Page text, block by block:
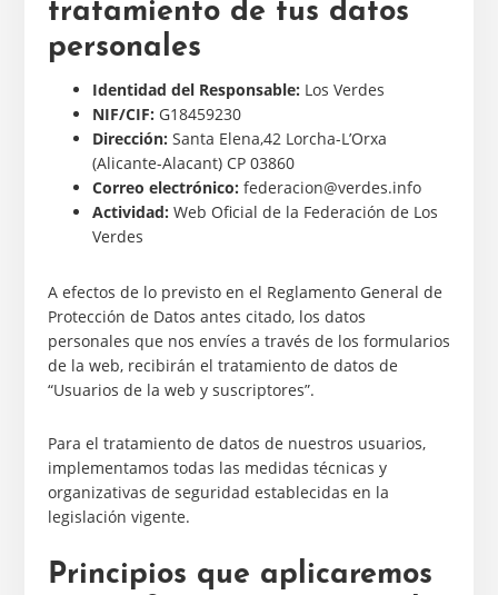
tratamiento de tus datos
personales
Identidad del Responsable: Los Verdes
NIF/CIF: G18459230
Dirección: Santa Elena,42 Lorcha-L’Orxa
(Alicante-Alacant) CP 03860
Correo electrónico: federacion@verdes.info
Actividad: Web Oficial de la Federación de Los
Verdes
A efectos de lo previsto en el Reglamento General de
Protección de Datos antes citado, los datos
personales que nos envíes a través de los formularios
de la web, recibirán el tratamiento de datos de
“Usuarios de la web y suscriptores”.
Para el tratamiento de datos de nuestros usuarios,
implementamos todas las medidas técnicas y
organizativas de seguridad establecidas en la
legislación vigente.
Principios que aplicaremos